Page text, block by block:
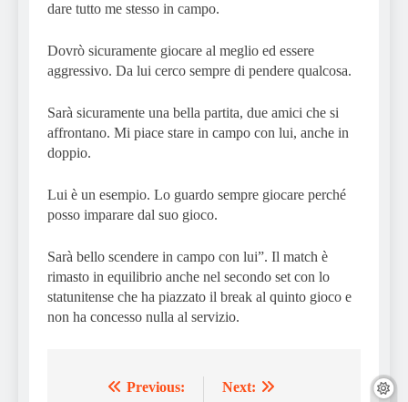
dare tutto me stesso in campo.
Dovrò sicuramente giocare al meglio ed essere
aggressivo. Da lui cerco sempre di pendere qualcosa.
Sarà sicuramente una bella partita, due amici che si
affrontano. Mi piace stare in campo con lui, anche in
doppio.
Lui è un esempio. Lo guardo sempre giocare perché
posso imparare dal suo gioco.
Sarà bello scendere in campo con lui”. Il match è
rimasto in equilibrio anche nel secondo set con lo
statunitense che ha piazzato il break al quinto gioco e
non ha concesso nulla al servizio.
Previous: Next: